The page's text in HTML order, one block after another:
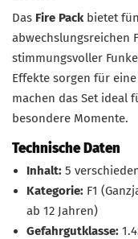
Das Fire Packbietet
abwechslungsreichen
stimmungsvoller
Effekte sorgen für
machen das Set ideal
besondere Momente.
Technische Daten
Inhalt: 5
Kategorie: F1
ab 12 Jahren)
Gefahrgutklasse: